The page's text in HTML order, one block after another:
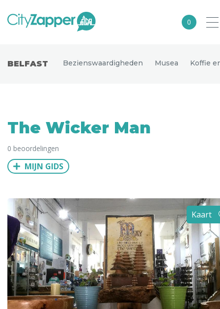
0
Europa
Noord-Amerika
Azië
Uitgelichte bestemmingen
Alle steden
Phoenix
BELFAST Bezienswaardigheden Musea Koffie
The Wicker Man
0 beoordelingen
MIJN GIDS
Kaart